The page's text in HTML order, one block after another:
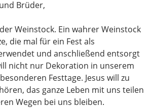
Brüder,
Weinstock. Ein wahrer Weinstock
die mal für ein Fest als
und anschließend entsorgt
nicht nur Dekoration in unserem
Festtage. Jesus will zu
das ganze Leben mit uns teilen
Wegen bei uns bleiben.